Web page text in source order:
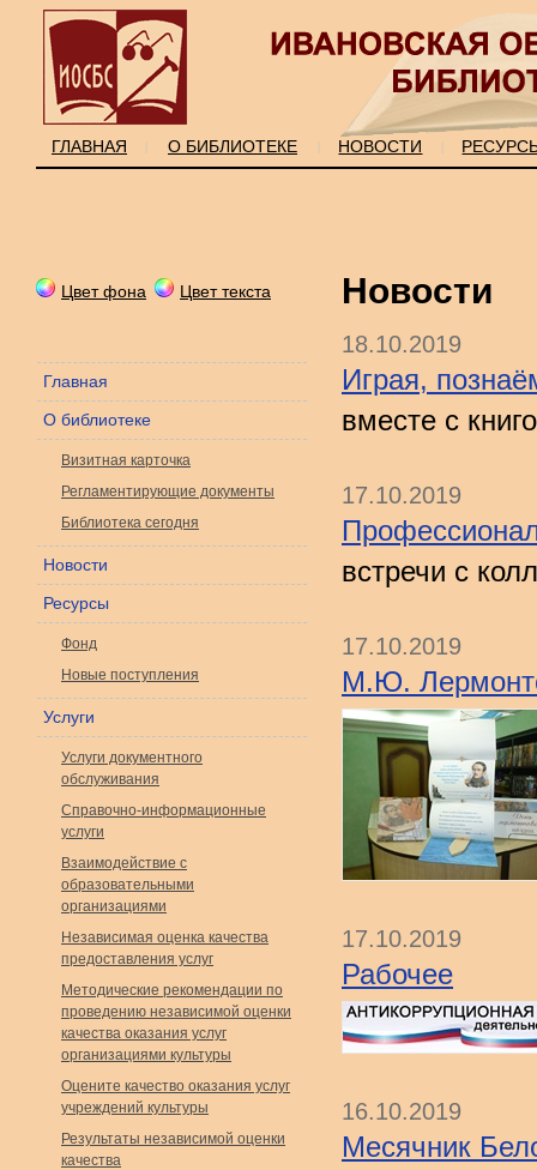
ГЛАВНАЯ О БИБЛИОТЕКЕ НОВОСТИ
Цвет фона Цвет текста
Главная
О библиотеке
Визитная карточка
Регламентирующие документы
Библиотека сегодня
Новости
Ресурсы
Фонд
Новые поступления
Услуги
Услуги документного
обслуживания
Справочно-информационные
услуги
Взаимодействие с
образовательными
организациями
Независимая оценка качества
предоставления услуг
Методические рекомендации по
проведению независимой оценки
качества оказания услуг
организациями культуры
Оцените качество оказания услуг
учреждений культуры
Результаты независимой оценки
качества
Новости
18.10.2019
Играя,
вместе с
17.10.2019
встречи с
17.10.2019
М.Ю.
17.10.2019
Рабочее
16.10.2019
Месячник